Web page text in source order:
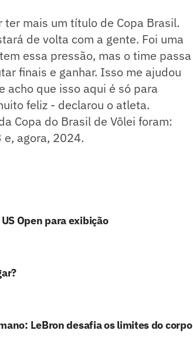
mais um título de Copa Brasil.
de volta com a gente. Foi uma
essa pressão, mas o time passa
finais e ganhar. Isso me ajudou
acho que isso aqui é só para
feliz - declarou o atleta.
Copa do Brasil de Vôlei foram:
agora, 2024.
Open para exibição
LeBron desafia os limites do corpo